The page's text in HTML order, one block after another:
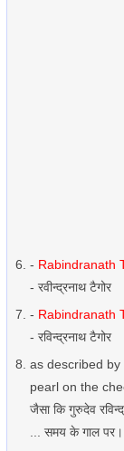
- Rabindranath
- रवीन्द्रनाथ टैगोर
- Rabindranath
- रविन्द्रनाथ टैगोर
as described by
pearl on the
जैसा कि गुरुदेव
... समय के गाल पर।